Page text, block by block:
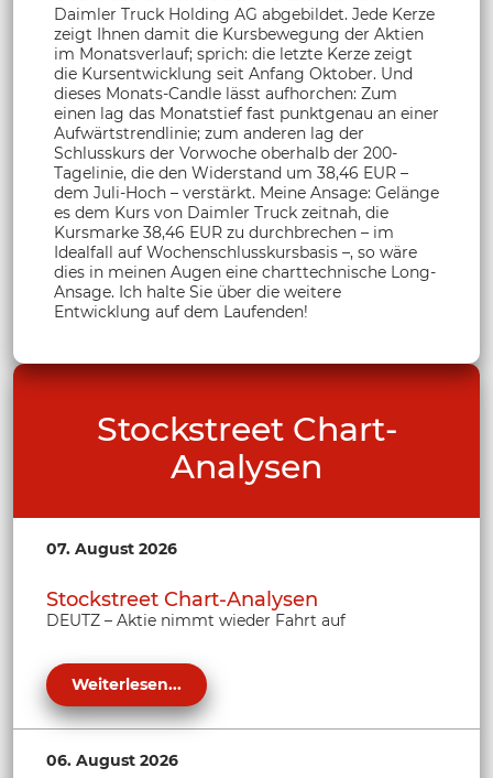
Daimler Truck Holding AG abgebildet. Jede Kerze
zeigt Ihnen damit die Kursbewegung der Aktien
im Monatsverlauf; sprich: die letzte Kerze zeigt
die Kursentwicklung seit Anfang Oktober. Und
dieses Monats-Candle lässt aufhorchen: Zum
einen lag das Monatstief fast punktgenau an einer
Aufwärtstrendlinie; zum anderen lag der
Schlusskurs der Vorwoche oberhalb der 200-
Tagelinie, die den Widerstand um 38,46 EUR –
dem Juli-Hoch – verstärkt. Meine Ansage: Gelänge
es dem Kurs von Daimler Truck zeitnah, die
Kursmarke 38,46 EUR zu durchbrechen – im
Idealfall auf Wochenschlusskursbasis –, so wäre
dies in meinen Augen eine charttechnische Long-
Ansage. Ich halte Sie über die weitere
Entwicklung auf dem Laufenden!
Stockstreet Chart-
Analysen
07. August 2026
Stockstreet Chart-Analysen
DEUTZ – Aktie nimmt wieder Fahrt auf
Weiterlesen...
06. August 2026